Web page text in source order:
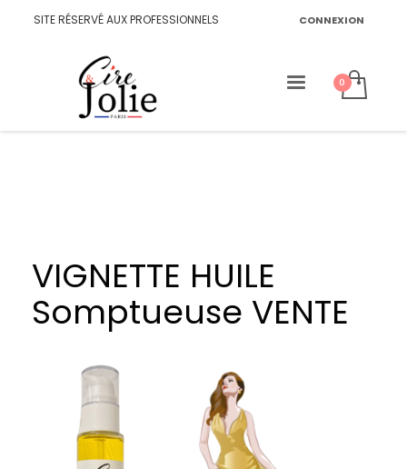
SITE RÉSERVÉ AUX PROFESSIONNELS CONNEXION
VIGNETTE HUILE
Somptueuse VENTE